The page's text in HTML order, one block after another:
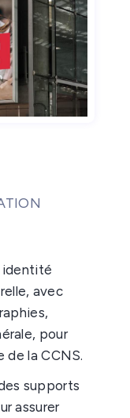
identité
avec
pour
de la CCNS.
supports
assurer